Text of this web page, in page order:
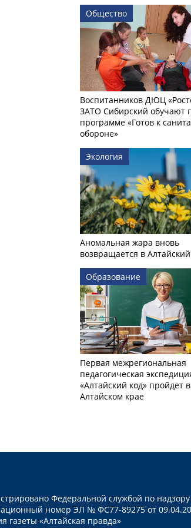
Общество
Воспитанников ДЮЦ
ЗАТО Сибирский обучают
программе «Готов к
обороне»
Экология
Аномальная жара вновь
возвращается в
Образование
Первая межрегиональная
педагогическая
«Алтайский код» пройдет в
Алтайском крае
Федеральной службой по
номер ЭЛ № ФС77-89275 от
газеты «Алтайская правда»